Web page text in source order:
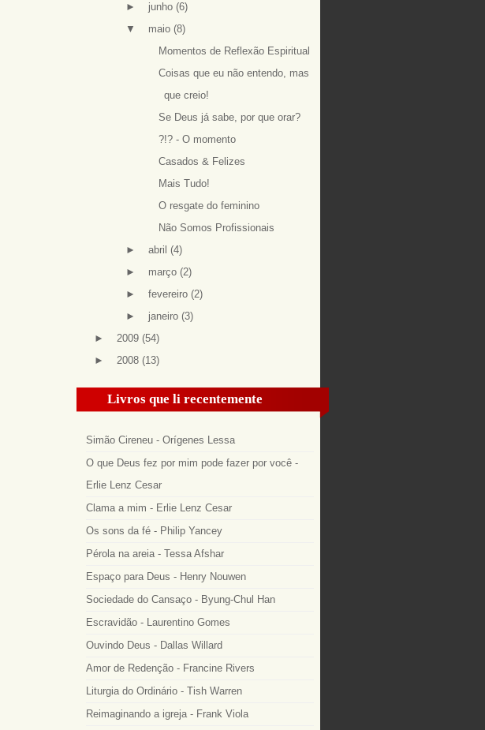
►
junho(6)
▼
maio(8)
Momentos de Reflexão Espiritual
Coisas que eu não entendo, mas
que creio!
Se Deus já sabe, por que orar?
?!? - O momento
Casados & Felizes
Mais Tudo!
O resgate do feminino
Não Somos Profissionais
►
abril(4)
►
março(2)
►
fevereiro(2)
►
janeiro(3)
►
2009 (54)
►
2008 (13)
Livros que li recentemente
Simão Cireneu - Orígenes Lessa
O que Deus fez por mim pode fazer por você -
Erlie Lenz Cesar
Clama a mim - Erlie Lenz Cesar
Os sons da fé - Philip Yancey
Pérola na areia - Tessa Afshar
Espaço para Deus - Henry Nouwen
Sociedade do Cansaço - Byung-Chul Han
Escravidão - Laurentino Gomes
Ouvindo Deus - Dallas Willard
Amor de Redenção - Francine Rivers
Liturgia do Ordinário - Tish Warren
Reimaginando a igreja - Frank Viola